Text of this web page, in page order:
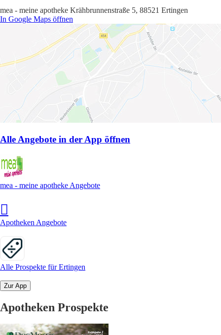
mea - meine apotheke Krähbrunnenstraße 5, 88521 Ertingen
In Google Maps öffnen
Alle Angebote in der App öffnen
mea - meine apotheke Angebote
Apotheken Angebote
Alle Prospekte für Ertingen
Zur App
Apotheken Prospekte